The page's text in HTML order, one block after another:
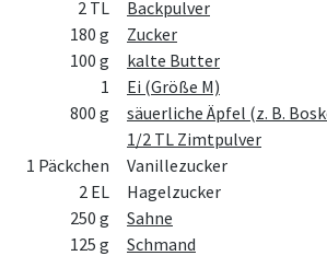
2 TL
Backpulver
180 g
Zucker
100 g
kalte Butter
1
Ei (Größe M)
800 g
säuerliche Äpfel (z. B.
1/2 TL Zimtpulver
1 Päckchen
Vanillezucker
2 EL
Hagelzucker
250 g
Sahne
125 g
Schmand